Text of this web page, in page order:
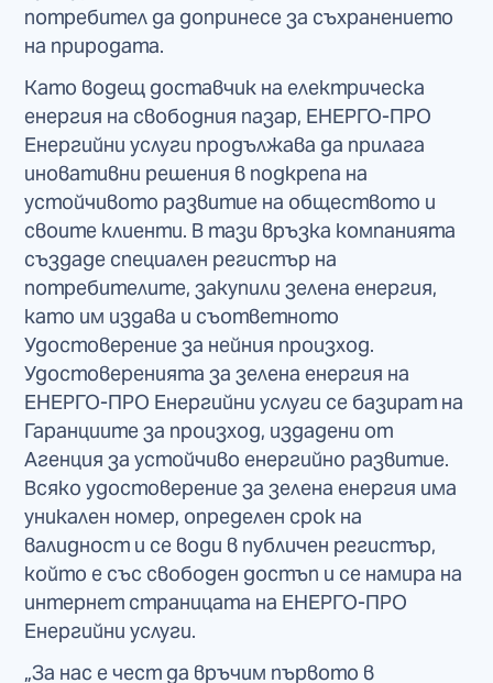
потребител да допринесе за съхранението
на природата.
Като водещ доставчик на електрическа
енергия на свободния пазар, ЕНЕРГО-ПРО
Енергийни услуги продължава да прилага
иновативни решения в подкрепа на
устойчивото развитие на обществото и
своите клиенти. В тази връзка компанията
създаде специален регистър на
потребителите, закупили зелена енергия,
като им издава и съответното
Удостоверение за нейния произход.
Удостоверенията за зелена енергия на
ЕНЕРГО-ПРО Енергийни услуги се базират на
Гаранциите за произход, издадени от
Агенция за устойчиво енергийно развитие.
Всяко удостоверение за зелена енергия има
уникален номер, определен срок на
валидност и се води в публичен регистър,
който е със свободен достъп и се намира на
интернет страницата на ЕНЕРГО-ПРО
Енергийни услуги.
„За нас е чест да връчим първото в